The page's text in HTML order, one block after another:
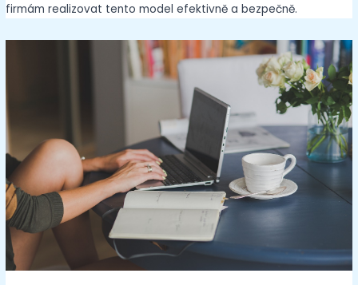
firmám realizovat tento model efektivně a bezpečně.